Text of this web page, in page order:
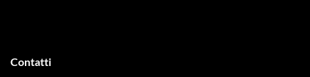
Contatti